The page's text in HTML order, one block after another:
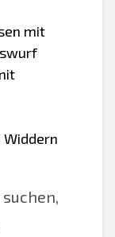
mit